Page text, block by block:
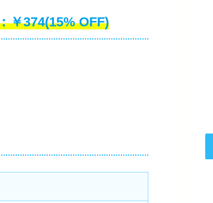
￥374(15% OFF)